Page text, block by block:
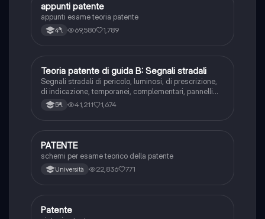
Altro
appunti patente
appunti esame teoria patente
4ªl 69,580 1,789
Ed. civ.
Teoria patente di guida B: Segnali stradali
Segnali stradali di pericolo, luminosi, di prescrizione,
di indicazione, temporanei, complementari, pannelli
integrativi, segnaletica orizzontale, segnalazioni
agenti del traffico, distanza di visibilità per l‘arresto,
5ªl 41,211 1,674
Altro
PATENTE
schemi per esame teorico della patente
Università 22,836 771
Altro
Patente